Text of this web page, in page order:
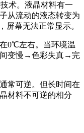
术。液晶材料有一
从流动的液态转变为
屏幕无法正常显示。
0℃左右。当环境温
间变慢→色彩失真→完
常可逆。但长时间在
材料不可逆的相分